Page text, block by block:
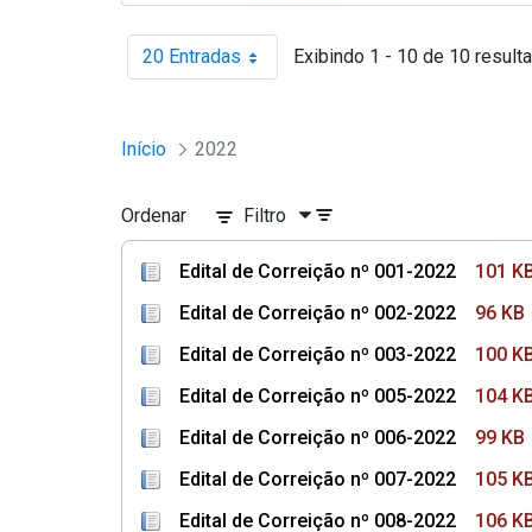
20 EntradasPor página Exibindo 1 - 10 de 10
Início 2022
Ordenar Filtro
Edital de Correição nº 001-2022
101
Edital de Correição nº 002-2022
96 KB
Edital de Correição nº 003-2022
100
Edital de Correição nº 005-2022
104
Edital de Correição nº 006-2022
99 KB
Edital de Correição nº 007-2022
105
Edital de Correição nº 008-2022
106